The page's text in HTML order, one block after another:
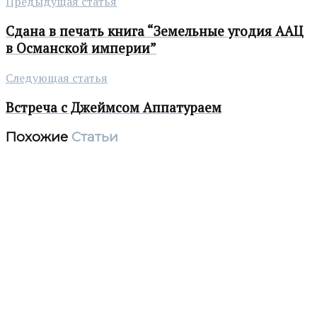
Сдана в печать книга “Земельные угодия ААЦ
в Османской империи”
Следующая статья
Встреча с Джеймсом Аппатураем
Похожие Статьи